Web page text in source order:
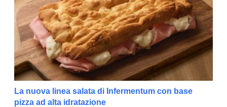
La nuova linea salata di Infermentum con base
pizza ad alta idratazione